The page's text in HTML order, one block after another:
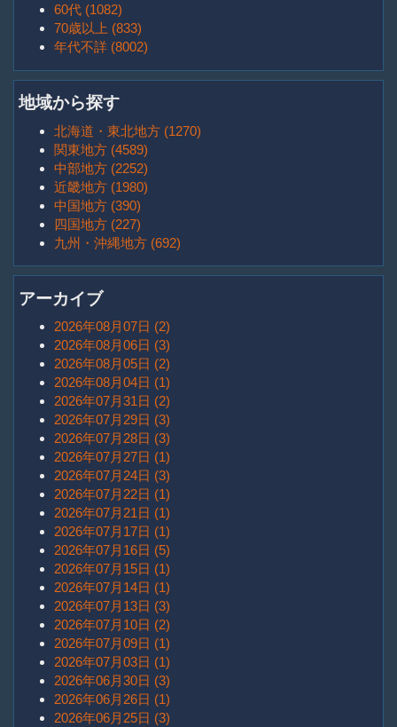
60代 (1082)
70歳以上 (833)
年代不詳 (8002)
地域から探す
北海道・東北地方 (1270)
関東地方 (4589)
中部地方 (2252)
近畿地方 (1980)
中国地方 (390)
四国地方 (227)
九州・沖縄地方 (692)
アーカイブ
2026年08月07日 (2)
2026年08月06日 (3)
2026年08月05日 (2)
2026年08月04日 (1)
2026年07月31日 (2)
2026年07月29日 (3)
2026年07月28日 (3)
2026年07月27日 (1)
2026年07月24日 (3)
2026年07月22日 (1)
2026年07月21日 (1)
2026年07月17日 (1)
2026年07月16日 (5)
2026年07月15日 (1)
2026年07月14日 (1)
2026年07月13日 (3)
2026年07月10日 (2)
2026年07月09日 (1)
2026年07月03日 (1)
2026年06月30日 (3)
2026年06月26日 (1)
2026年06月25日 (3)